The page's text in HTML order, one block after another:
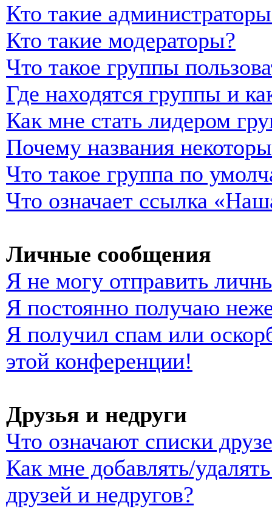
Кто такие
Кто такие модераторы?
Что такое группы
Где находятся группы и
Как мне стать лидером
Почему названия
Что такое группа по
Что означает ссылка
Личные сообщения
Я не могу отправить
Я постоянно получаю
Я получил спам или
этой конференции!
Друзья и недруги
Что означают списки
Как мне добавлять/
друзей и недругов?